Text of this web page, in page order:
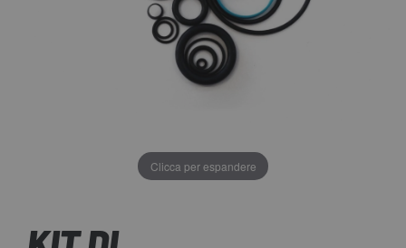
Clicca per espandere